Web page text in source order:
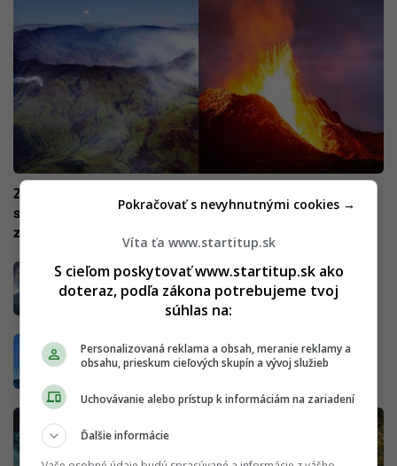
Zabila viac ako 10 000 ľudí a ochladila planétu o celý
stupeň. Najväčší výbuch sopky sa po 200 rokoch môže
zopakovať
Na Slovensko mieri toxický mrak plný
nebezpečného oxidu. Vie vyvolať veľké
zdravotné ťažkosti
V obľúbenej destinácii Slovákov vybuchla
sopka. Láva tečie priamo k moru
Víta ťa www.startitup.sk
S cieľom poskytovať www.startitup.sk ako
doteraz, podľa zákona potrebujeme tvoj
súhlas na:
Personalizovaná reklama a obsah, meranie reklamy a
obsahu, prieskum cieľových skupín a vývoj služieb
Uchovávanie alebo prístup k informáciám na zariadení
Ďalšie informácie
Pokračovať s nevyhnutnými cookies →